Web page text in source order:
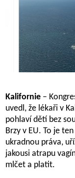
Kalifornie –
uvedl, že lékaři v
pohlaví dětí bez
Brzy v EU. To je
ukradnou práva,
jakousi atrapu
mlčet a platit.